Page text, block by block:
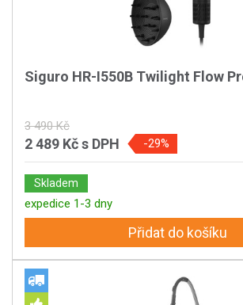
Siguro HR-I550B Twilight Flow
3 490 Kč
2 489 Kčs DPH -29%
Skladem
expedice 1-3 dny
Přidat do košíku